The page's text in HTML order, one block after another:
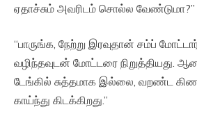
ஏதாச்சும் அவரிடம் சொல்ல வேண்டுமா?”
“பாருங்க, நேற்று இரவுதான் சம்ப்
வழிந்தவுடன் மோட்டரை
டேங்கில் சுத்தமாக இல்லை, வறண்ட
காய்ந்து கிடக்கிறது.”